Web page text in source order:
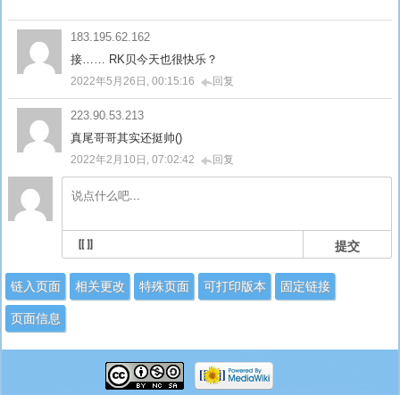
183.195.62.162
接…… RK贝今天也很快乐？
2022年5月26日, 00:15:16 回复
223.90.53.213
真尾哥哥其实还挺帅()
2022年2月10日, 07:02:42 回复
提交
链入页面 相关更改 特殊页面 可打印版本 固定链接
页面信息